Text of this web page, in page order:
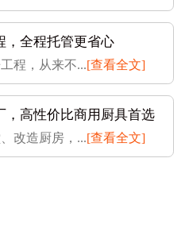
，全程托管更省心
程，从来不...[查看全文]
，高性价比商用厨具首选
改造厨房，...[查看全文]